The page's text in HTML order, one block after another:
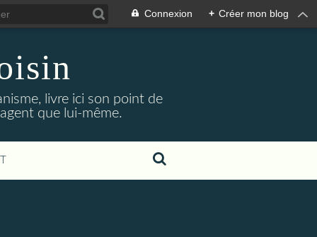
Connexion + Créer mon blog
livre ici son point de
que lui-même.